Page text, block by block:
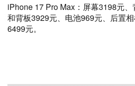
iPhone 17 Pro Max：屏幕3198元
和背板3929元、电池969元、后置
6499元。